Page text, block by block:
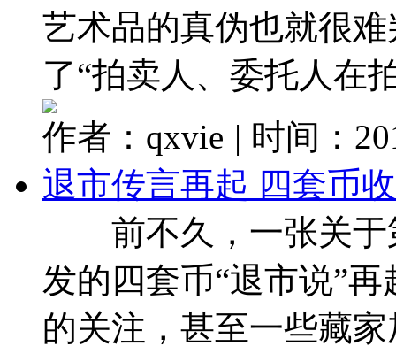
艺术品的真伪也就很
了“拍卖人、委托人
作者：qxvie | 时间：
退市传言再起 四套币
前不久，一张关于
发的四套币“退市说”
的关注，甚至一些藏